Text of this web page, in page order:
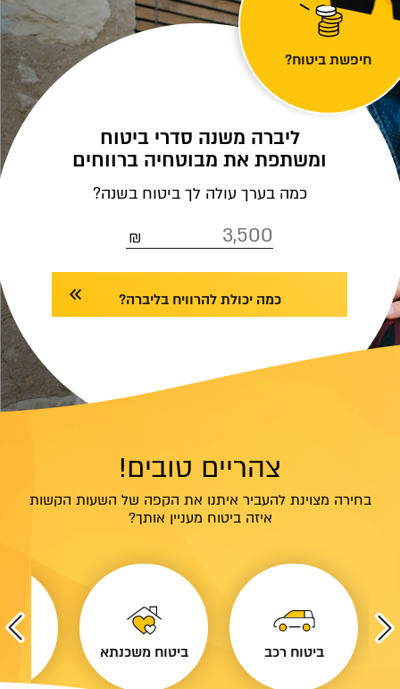
חיפשת ביטוח?
ליברה משנה סדרי ביטוח
ומשתפת את מבוטחיה ברווחים
כמה בערך עולה לך ביטוח בשנה?
כמה יכולת להרוויח בליברה?
צהריים טובים!
בחירה מצוינת להעביר איתנו את הקפה של השעות הקשות
איזה ביטוח מעניין אותך?
ביטוח רכב ביטוח משכנתא